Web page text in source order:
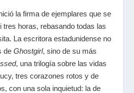
la firma de ejemplares que se
tres horas, rebasando todas las
La escritora estadunidense no
deGhostgirl, sino de su más
, una trilogía sobre las vidas
tres corazones rotos y de
con una sola inquietud: la de